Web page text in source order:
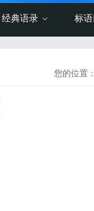
经典语录 标
您的位置：